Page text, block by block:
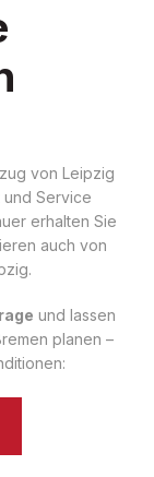
von Leipzig
und Service
erhalten Sie
auch von
und lassen
planen –